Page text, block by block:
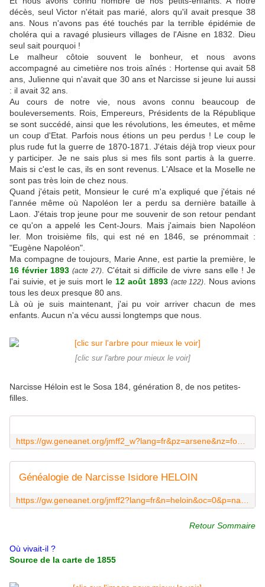
décès, seul Victor n'était pas marié, alors qu'il avait presque 38
ans. Nous n'avons pas été touchés par la terrible épidémie de
choléra qui a ravagé plusieurs villages de l'Aisne en 1832. Dieu
seul sait pourquoi !
Le malheur côtoie souvent le bonheur, et nous avons
accompagné au cimetière nos trois aînés : Hortense qui avait 58
ans, Julienne qui n'avait que 30 ans et Narcisse si jeune lui aussi
: il avait 32 ans.
Au cours de notre vie, nous avons connu beaucoup de
bouleversements. Rois, Empereurs, Présidents de la République
se sont succédé, ainsi que les révolutions, les émeutes, et même
un coup d'Etat. Parfois nous étions un peu perdus ! Le coup le
plus rude fut la guerre de 1870-1871. J'étais déjà trop vieux pour
y participer. Je ne sais plus si mes fils sont partis à la guerre.
Mais si c'est le cas, ils en sont revenus. L'Alsace et la Moselle ne
sont pas très loin de chez nous.
Quand j'étais petit, Monsieur le curé m'a expliqué que j'étais né
l'année même où Napoléon Ier a perdu sa dernière bataille à
Laon. J'étais trop jeune pour me souvenir de son retour pendant
ce qu'on a appelé les Cent-Jours. Mais j'aimais bien Napoléon
Ier. Mon troisième fils, qui est né en 1846, se prénommait :
"Eugène Napoléon".
Ma compagne de toujours, Marie Anne, est partie la première, le
16 février 1893 (acte 27). C'était si difficile de vivre sans elle ! Je
l'ai suivie, et je suis mort le 12 août 1893 (acte 122) . Nous avions
tous les deux presque 80 ans.
Là où je suis maintenant, j'ai pu voir arriver chacun de mes
enfants. Aucun n'a vécu aussi longtemps que nous.
[clic sur l'arbre pour mieux le voir]
Narcisse Héloin est le Sosa 184, génération 8, de nos petites-
filles.
Généalogie de Narcisse Isidore HELOIN
Retour Sommaire
Où vivait-il ?
Source de la carte de 1855